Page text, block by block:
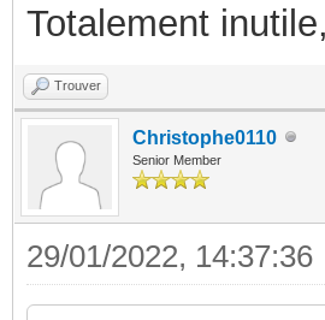
Totalement
Trouver
Christophe0110
Senior Member
29/01/2022, 14:37:36